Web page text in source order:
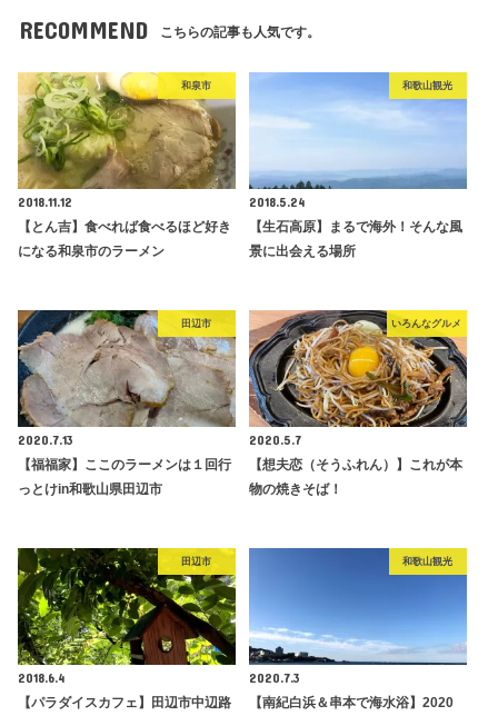
RECOMMEND こちらの記事も人気です。
和泉市
2018.11.12
【とん吉】食べれば食べるほど好き
になる和泉市のラーメン
和歌山観光
2018.5.24
【生石高原】まるで海外！そんな風
景に出会える場所
田辺市
2020.7.13
【福福家】ここのラーメンは１回行
っとけin和歌山県田辺市
いろんなグルメ
2020.5.7
【想夫恋（そうふれん）】これが本
物の焼きそば！
田辺市
2018.6.4
【パラダイスカフェ】田辺市中辺路
和歌山観光
2020.7.3
【南紀白浜＆串本で海水浴】2020